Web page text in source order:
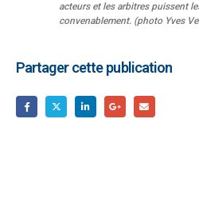
acteurs et les arbitres puissent
convenablement. (photo Yves
Partager cette publication